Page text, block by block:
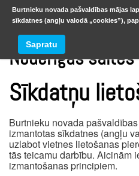
Noderīgas saites
Sīkdatņu
Burtnieku novada
izmantotas sīkdatnes (angļu
uzlabot vietnes lietošanas
tās teicamu darbību. Aicinām
izmantošanas principiem.
Burtnieku novada pašvaldības mājas
sīkdatnes (angļu valodā „cookies”),
Sapratu